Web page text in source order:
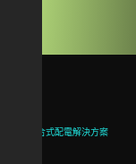
整合式配電解決方案